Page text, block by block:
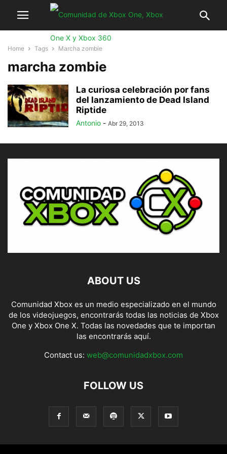
Home Tags Marcha zombie
marcha zombie
La curiosa celebración por fans
del lanzamiento de Dead Island
Riptide
Antonio - Abr 29, 2013
ABOUT US
Comunidad Xbox es un medio especializado en el mundo
de los videojuegos, encontrarás todas las noticias de Xbox
One y Xbox One X. Todas las novedades que te importan
las encontrarás aquí.
Contact us: web@comunidadxbox.com
FOLLOW US